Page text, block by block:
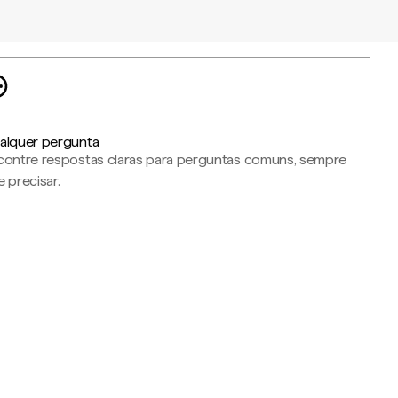
pergunta
respostas claras para perguntas comuns, sempre
precisar.